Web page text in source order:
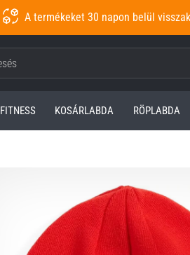
A termékeket 30 napon belül
FITNESS KOSÁRLABDA RÖPLABDA